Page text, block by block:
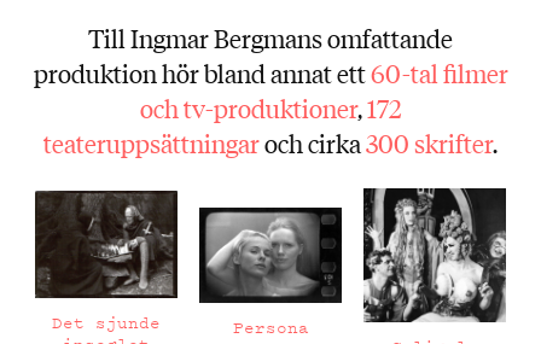
Till Ingmar Bergmans omfattande
produktion hör bland annat ett60-tal filmer
och tv-produktioner,172
teateruppsättningaroch cirka300 skrifter.
Det sjunde
Persona